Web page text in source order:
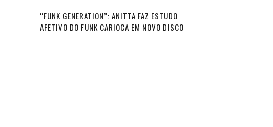
“FUNK GENERATION”: ANITTA FAZ ESTUDO
AFETIVO DO FUNK CARIOCA EM NOVO DISCO